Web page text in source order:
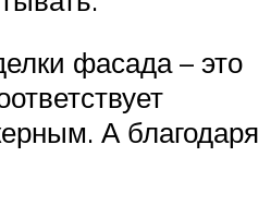
фасада – это
А благодаря